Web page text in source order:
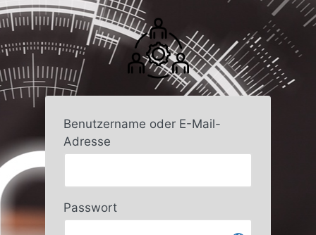
Anmelden
Benutzername oder E-Mail-
Adresse
Passwort